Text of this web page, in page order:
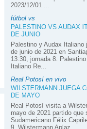
2023/12/01 ...
fútbol vs
PALESTINO VS AUDAX
DE JUNIO
Palestino y Audax Italiano
de junio de 2021 en
13:30, jornada 8.
Italiano Re...
Real Potosí en vivo
WILSTERMANN JUEGA
DE MAYO
Real Potosí visita a
mayo de 2021 partido que
Sudamericano Félix
9. Wilstermann Aplaz...